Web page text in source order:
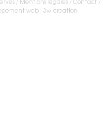
web : 3w-creation